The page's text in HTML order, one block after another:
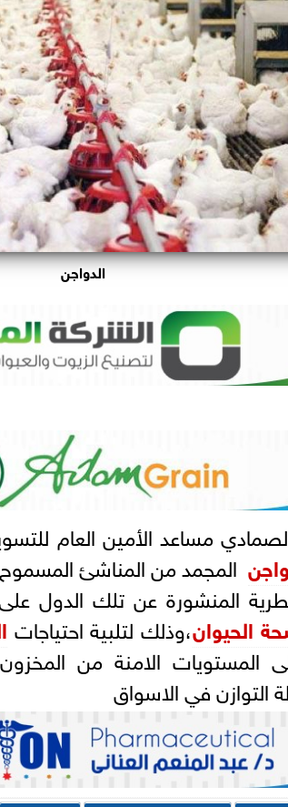
الدواجن
مساعد الأمين العام
المجمد من المناشئ المسموح
المنشورة عن تلك الدول
الحيوان،وذلك لتلبية احتياجات
المستويات الامنة من
التوازن في الاسواق